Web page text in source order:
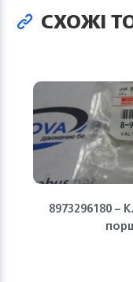
СХОЖІ
8973296180